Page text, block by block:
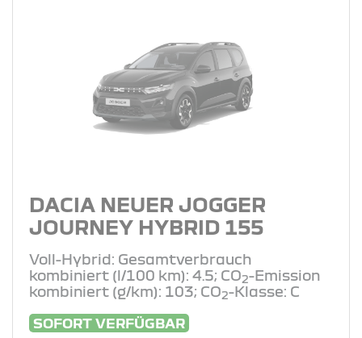
DACIA NEUER JOGGER
JOURNEY HYBRID 155
Voll-Hybrid: Gesamtverbrauch
kombiniert (l/100 km): 4.5; CO2-Emission
kombiniert (g/km): 103; CO2-Klasse: C
SOFORT VERFÜGBAR